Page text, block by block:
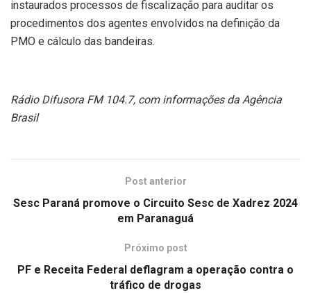
instaurados processos de fiscalização para auditar os
procedimentos dos agentes envolvidos na definição da
PMO e cálculo das bandeiras.
Rádio Difusora FM 104.7, com informações da Agência
Brasil
Post anterior
Sesc Paraná promove o Circuito Sesc de Xadrez 2024
em Paranaguá
Próximo post
PF e Receita Federal deflagram a operação contra o
tráfico de drogas